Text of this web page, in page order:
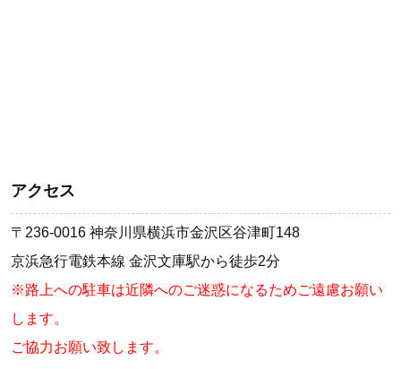
アクセス
〒236-0016 神奈川県横浜市金沢区谷津町148
京浜急行電鉄本線 金沢文庫駅から徒歩2分
※路上への駐車は近隣へのご迷惑になるためご遠慮お願い
します。
ご協力お願い致します。